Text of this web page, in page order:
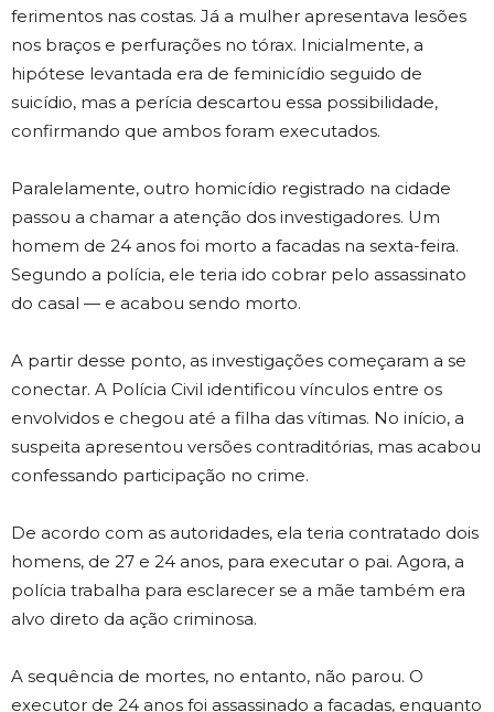
ferimentos nas costas. Já a mulher apresentava lesões
nos braços e perfurações no tórax. Inicialmente, a
hipótese levantada era de feminicídio seguido de
suicídio, mas a perícia descartou essa possibilidade,
confirmando que ambos foram executados.
Paralelamente, outro homicídio registrado na cidade
passou a chamar a atenção dos investigadores. Um
homem de 24 anos foi morto a facadas na sexta-feira.
Segundo a polícia, ele teria ido cobrar pelo assassinato
do casal — e acabou sendo morto.
A partir desse ponto, as investigações começaram a se
conectar. A Polícia Civil identificou vínculos entre os
envolvidos e chegou até a filha das vítimas. No início, a
suspeita apresentou versões contraditórias, mas acabou
confessando participação no crime.
De acordo com as autoridades, ela teria contratado dois
homens, de 27 e 24 anos, para executar o pai. Agora, a
polícia trabalha para esclarecer se a mãe também era
alvo direto da ação criminosa.
A sequência de mortes, no entanto, não parou. O
executor de 24 anos foi assassinado a facadas, enquanto